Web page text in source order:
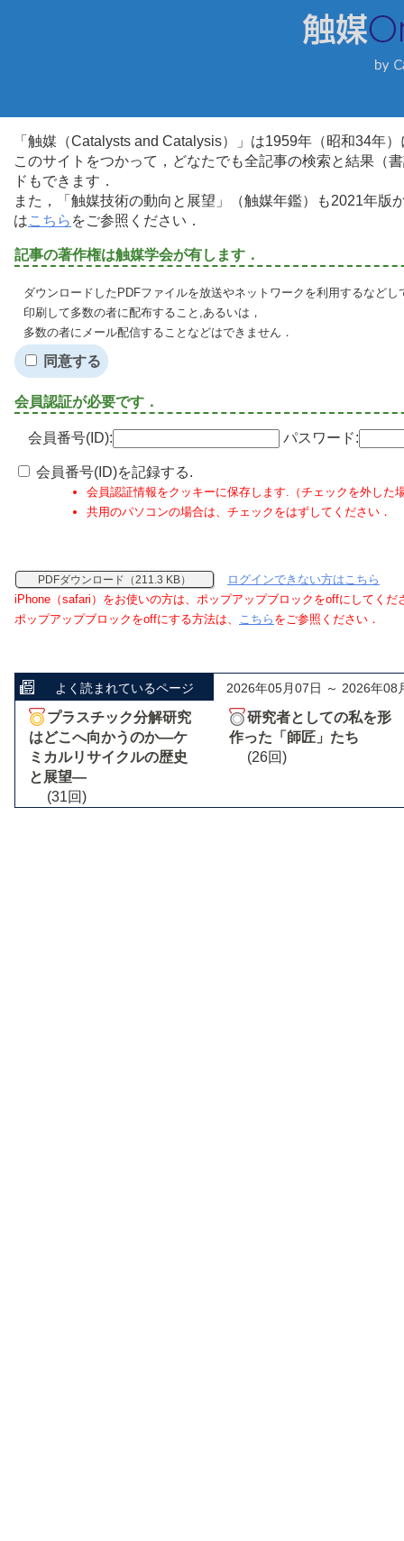
「触媒（Catalysts and Catalysis）」は1959年（昭和34年
このサイトをつかって，どなたでも全記事の検索と結果（
ドもできます．
また，「触媒技術の動向と展望」（触媒年鑑）も2021年
はこちら をご参照ください．
記事の著作権は触媒学会が有します．
ダウンロードしたPDFファイルを放送やネットワークを利用するなど
印刷して多数の者に配布すること,あるいは，
多数の者にメール配信することなどはできません．
同意する
会員認証が必要です．
会員番号(ID): パスワード:
会員番号(ID)を記録する.
会員認証情報をクッキーに保存します.（チェックを外した
共用のパソコンの場合は、チェックをはずしてください．
PDFダウンロード（211.3 KB）
ログインできない方はこちら
iPhone（safari）をお使いの方は、ポップアップブロックをoffにしてくだ
ポップアップブロックをoffにする方法は、 こちら をご参照ください．
よく読まれているページ 2026年05月07日 ～ 2026年08
プラスチック分解研究
はどこへ向かうのか―ケ
ミカルリサイクルの歴史
と展望―
(31回)
研究者としての私を形
作った「師匠」たち
(26回)